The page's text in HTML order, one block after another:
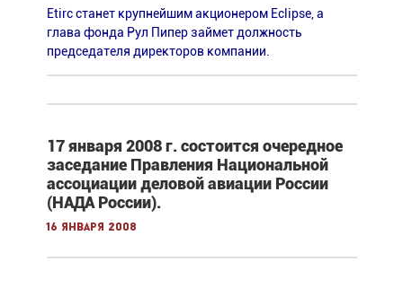
Etirc станет крупнейшим акционером Eclipse, а
глава фонда Рул Пипер займет должность
председателя директоров компании.
17 января 2008 г. состоится очередное
заседание Правления Национальной
ассоциации деловой авиации России
(НАДА России).
16 января 2008